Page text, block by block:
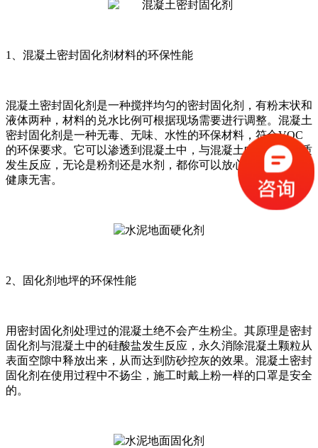
1、混凝土密封固化剂材料的环保性能
混凝土密封固化剂是一种搅拌均匀的密封固化剂，有粉末状和
液体两种，材料的兑水比例可根据现场需要进行调整。混凝土
密封固化剂是一种无毒、无味、水性的环保材料，符合VOC
的环保要求。它可以渗透到混凝土中，与混凝土中的化学物质
发生反应，无论是粉剂还是水剂，都你可以放心使用，对你的
健康无害。
2、固化剂地坪的环保性能
用密封固化剂处理过的混凝土绝不会产生粉尘。其原理是密封
固化剂与混凝土中的硅酸盐发生反应，永久消除混凝土颗粒从
表面空隙中释放出来，从而达到防砂控灰的效果。混凝土密封
固化剂在使用过程中不扬尘，施工时戴上粉一样的口罩是安全
的。